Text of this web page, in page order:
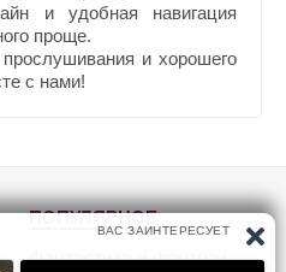
и удобная навигация
проще.
и хорошего
с нами!
ПОПУЛЯРНОЕ
Фантастика и фэнтези